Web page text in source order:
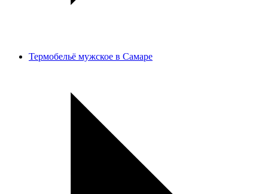
Термобельё мужское в Самаре